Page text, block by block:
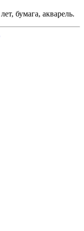
бумага, акварель.